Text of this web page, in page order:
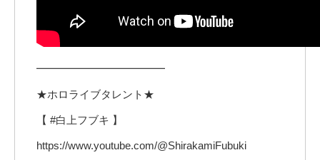
━━━━━━━━━━━━
★ホロライブタレント★
【 #白上フブキ 】
https://www.youtube.com/@ShirakamiFubuki